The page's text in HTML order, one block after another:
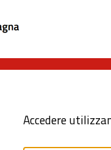
Accedere